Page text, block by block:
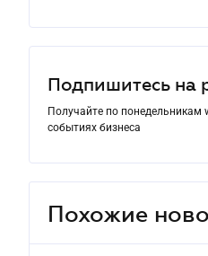
Подпишитесь на
Получайте по понедельникам
событиях бизнеса
Похожие